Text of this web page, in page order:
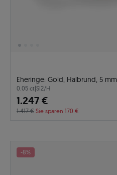
Eheringe: Gold, Halbrund, 5 mm
0.05 ct|SI2/H
1.247 €
1.417 € Sie sparen 170 €
-8%